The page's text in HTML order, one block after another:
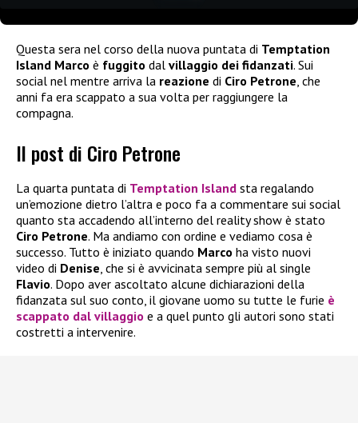
Questa sera nel corso della nuova puntata di Temptation
Island Marco è fuggito dal villaggio dei fidanzati. Sui
social nel mentre arriva la reazione di Ciro Petrone , che
anni fa era scappato a sua volta per raggiungere la
compagna.
Il post di Ciro Petrone
La quarta puntata di Temptation Island sta regalando
un’emozione dietro l’altra e poco fa a commentare sui social
quanto sta accadendo all’interno del reality show è stato
Ciro Petrone. Ma andiamo con ordine e vediamo cosa è
successo. Tutto è iniziato quando Marco ha visto nuovi
video di Denise, che si è avvicinata sempre più al single
Flavio. Dopo aver ascoltato alcune dichiarazioni della
fidanzata sul suo conto, il giovane uomo su tutte le furie è
scappato dal villaggio e a quel punto gli autori sono stati
costretti a intervenire.